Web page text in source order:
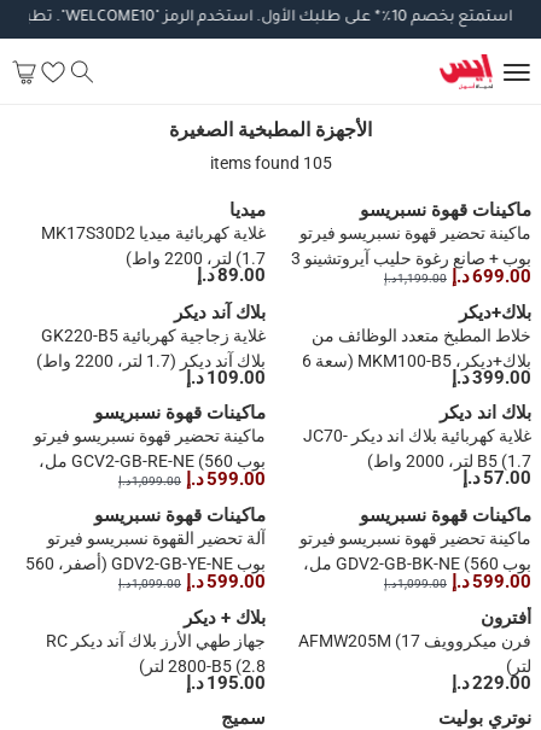
استمتع بخصم10 ٪*على طلبك الأول.استخدم الرمز"WELCOME10". تطبق
الأجهزة المطبخية الصغيرة
الأجهزة المطبخية الصغيرة
105 items found
ماكينات قهوة نسبريسو
ماكينة تحضير قهوة نسبريسو فيرتو
بوب + صانع رغوة حليب آيروتشينو 3
موديل GCV2-RE-3694-BK (750
مل، 1400 واط)
699.00 د.إ 1,199.00 د.إ
ميديا
غلاية كهربائية ميديا MK17S30D2
(1.7 لتر، 2200 واط)
89.00 د.إ
بلاك+ديكر
خلاط المطبخ متعدد الوظائف من
بلاك+ديكر، MKM100-B5 (سعة 6
لتر، 1000 واط)
399.00 د.إ
بلاك آند ديكر
غلاية زجاجية كهربائية GK220-B5
بلاك آند ديكر (1.7 لتر، 2200 واط)
109.00 د.إ
بلاك اند ديكر
غلاية كهربائية بلاك اند ديكر JC70-
B5 (1.7 لتر، 2000 واط)
57.00 د.إ
ماكينات قهوة نسبريسو
ماكينة تحضير قهوة نسبريسو فيرتو
بوب GCV2-GB-RE-NE (560 مل،
1350 واط)
599.00 د.إ 1,099.00 د.إ
ماكينات قهوة نسبريسو
ماكينة تحضير قهوة نسبريسو فيرتو
بوب GDV2-GB-BK-NE (560 مل،
1500 واط)
599.00 د.إ 1,099.00 د.إ
ماكينات قهوة نسبريسو
آلة تحضير القهوة نسبريسو فيرتو
بوب GDV2-GB-YE-NE (أصفر، 560
مل)
599.00 د.إ 1,099.00 د.إ
أفترون
فرن ميكروويف AFMW205M (17
لتر)
229.00 د.إ
بلاك + ديكر
جهاز طهي الأرز بلاك آند ديكر RC
2800-B5 (2.8 لتر)
195.00 د.إ
نوتري بوليت
سميج